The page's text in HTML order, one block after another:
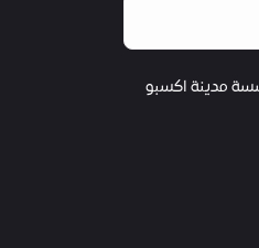
مدينة اكسبو